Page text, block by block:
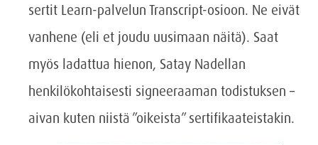
sertit Learn-palvelun Transcript-osioon. Ne eivät
vanhene (eli et joudu uusimaan näitä). Saat
myös ladattua hienon, Satay Nadellan
henkilökohtaisesti signeeraaman todistuksen –
aivan kuten niistä ”oikeista” sertifikaateistakin.